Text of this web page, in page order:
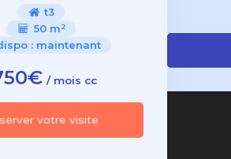
t3
50 m²
: maintenant
/ mois cc
votre visite